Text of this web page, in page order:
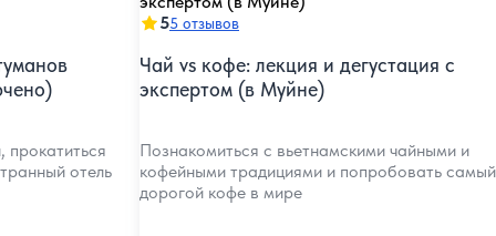
прокатиться
отель
55 отзывов
Чай vs кофе: лекция и дегустация с
экспертом (в Муйне)
Познакомиться с вьетнамскими чайными и
кофейными традициями и попробовать самый
дорогой кофе в мире